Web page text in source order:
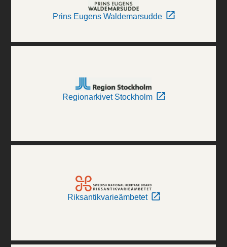
Prins Eugens Waldemarsudde
Regionarkivet Stockholm
Riksantikvarieämbetet